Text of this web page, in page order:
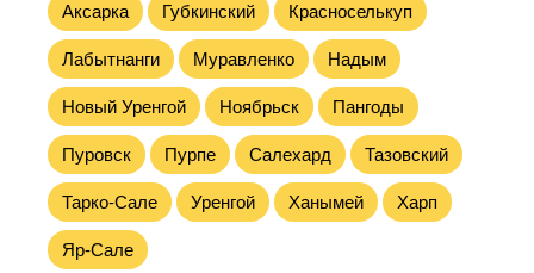
Аксарка Губкинский Красноселькуп
Лабытнанги Муравленко Надым
Новый Уренгой Ноябрьск Пангоды
Пуровск Пурпе Салехард Тазовский
Тарко-Сале Уренгой Ханымей Харп
Яр-Сале